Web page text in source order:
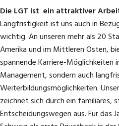
Die Direktion ist bestrebt,
Weiterentwicklung am
sicherzustellen. Die
überkantonal gut ausgebaut.
Die LGT ist ein attraktiver
Langfristigkeit ist uns auch in
wichtig. An unseren mehr als 20
Amerika und im Mittleren Osten,
spannende Karriere-Möglichkeiten
Management, sondern auch
Weiterbildungsmöglichkeiten.
zeichnet sich durch ein familiäres,
Entscheidungswegen aus. Für das